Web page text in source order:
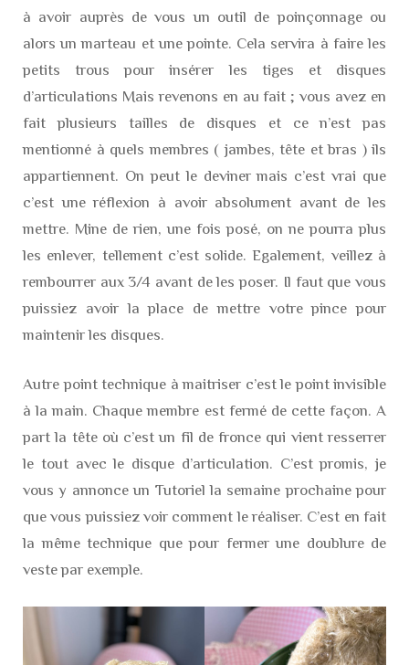
à avoir auprès de vous un outil de poinçonnage ou
alors un marteau et une pointe. Cela servira à faire les
petits trous pour insérer les tiges et disques
d’articulations Mais revenons en au fait ; vous avez en
fait plusieurs tailles de disques et ce n’est pas
mentionné à quels membres ( jambes, tête et bras ) ils
appartiennent. On peut le deviner mais c’est vrai que
c’est une réflexion à avoir absolument avant de les
mettre. Mine de rien, une fois posé, on ne pourra plus
les enlever, tellement c’est solide. Egalement, veillez à
rembourrer aux 3/4 avant de les poser. Il faut que vous
puissiez avoir la place de mettre votre pince pour
maintenir les disques.
Autre point technique à maitriser c’est le point invisible
à la main. Chaque membre est fermé de cette façon. A
part la tête où c’est un fil de fronce qui vient resserrer
le tout avec le disque d’articulation. C’est promis, je
vous y annonce un Tutoriel la semaine prochaine pour
que vous puissiez voir comment le réaliser. C’est en fait
la même technique que pour fermer une doublure de
veste par exemple.